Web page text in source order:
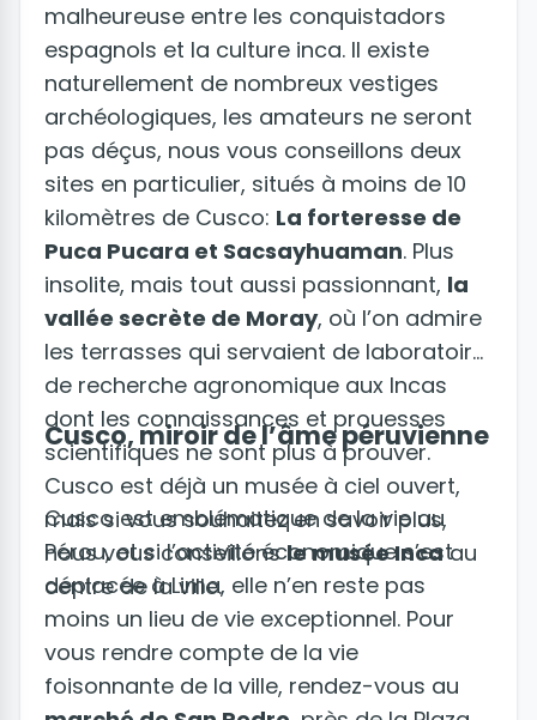
malheureuse entre les conquistadors
espagnols et la culture inca. Il existe
naturellement de nombreux vestiges
archéologiques, les amateurs ne seront
pas déçus, nous vous conseillons deux
sites en particulier, situés à moins de 10
kilomètres de Cusco: La forteresse de
Puca Pucara et Sacsayhuaman. Plus
insolite, mais tout aussi passionnant, la
vallée secrète de Moray, où l’on admire
les terrasses qui servaient de laboratoire
de recherche agronomique aux Incas
dont les connaissances et prouesses
scientifiques ne sont plus à prouver.
Cusco est déjà un musée à ciel ouvert,
mais si vous souhaitez en savoir plus,
nous vous conseillonsle musée Incaau
centre de la ville.
Cusco, miroir de l’âme péruvienne
Cusco est emblématique de la vie au
Pérou, et si l’activité économique s’est
déplacée à Lima, elle n’en reste pas
moins un lieu de vie exceptionnel. Pour
vous rendre compte de la vie
foisonnante de la ville, rendez-vous au